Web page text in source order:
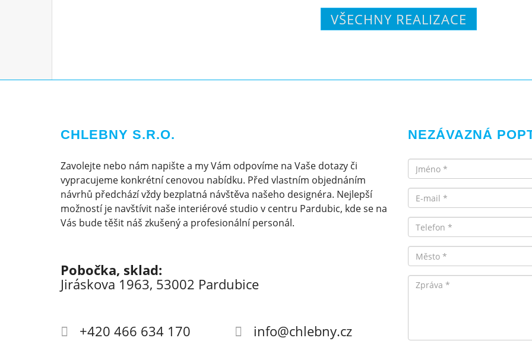
VŠECHNY REALIZACE
CHLEBNY S.R.O.
Zavolejte nebo nám napište a my Vám odpovíme na Vaše dotazy či
vypracujeme konkrétní cenovou nabídku. Před vlastním objednáním
návrhů předchází vždy bezplatná návštěva našeho designéra. Nejlepší
možností je navštívit naše interiérové studio v centru Pardubic, kde se na
Vás bude těšit náš zkušený a profesionální personál.
Pobočka, sklad:
Jiráskova 1963, 53002 Pardubice
+420 466 634 170 info@chlebny.cz
NEZÁVAZNÁ
Jméno
Email
Telefon
Město
Zpráva